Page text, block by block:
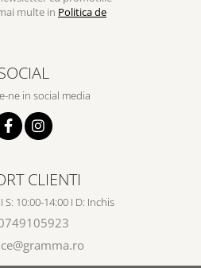
multe in Politica de
ne in social media
CLIENTI
S: 10:00-14:00 I D: Inchis